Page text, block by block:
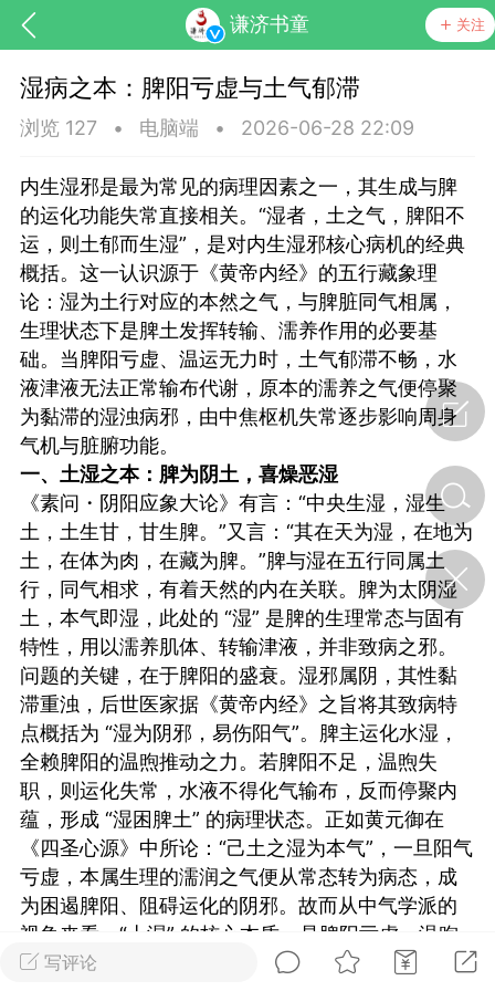
谦济书童 关注
，华夏中医人：家门口的中医人！
节气气象
·特急预警】关
节返乡期间“闪
急提示
0
问答
如何购买【理肺清瘟膏】
【养正护络膏】？
小海（HAi） 2
容平，顺时收
时精气
0
谷气行、营卫通：内经视角
下的脾胃调养要义
写评论
湿病之本：脾阳亏虚与土气郁滞
浏览 127 • 电脑端 • 2026-06-28 22:09
内生湿邪是最为常见的病理因素之一，其生成与脾
的运化功能失常直接相关。“湿者，土之气，脾阳不
运，则土郁而生湿”，是对内生湿邪核心病机的经典
概括。这一认识源于《黄帝内经》的五行藏象理
论：湿为土行对应的本然之气，与脾脏同气相属，
生理状态下是脾土发挥转输、濡养作用的必要基
础。当脾阳亏虚、温运无力时，土气郁滞不畅，水
液津液无法正常输布代谢，原本的濡养之气便停聚
为黏滞的湿浊病邪，由中焦枢机失常逐步影响周身
气机与脏腑功能。
一、土湿之本：脾为阴土，喜燥恶湿
《素问・阴阳应象大论》有言：“中央生湿，湿生
土，土生甘，甘生脾。”又言：“其在天为湿，在地为
土，在体为肉，在藏为脾。”脾与湿在五行同属土
行，同气相求，有着天然的内在关联。脾为太阴湿
土，本气即湿，此处的 “湿” 是脾的生理常态与固有
特性，用以濡养肌体、转输津液，并非致病之邪。
问题的关键，在于脾阳的盛衰。湿邪属阴，其性黏
滞重浊，后世医家据《黄帝内经》之旨将其致病特
点概括为 “湿为阴邪，易伤阳气”。脾主运化水湿，
全赖脾阳的温煦推动之力。若脾阳不足，温煦失
职，则运化失常，水液不得化气输布，反而停聚内
蕴，形成 “湿困脾土” 的病理状态。正如黄元御在
《四圣心源》中所论：“己土之湿为本气”，一旦阳气
亏虚，本属生理的濡润之气便从常态转为病态，成
为困遏脾阳、阻碍运化的阴邪。故而从中气学派的
视角来看，“土湿” 的核心本质，是脾阳亏虚、温煦
无力所致的寒湿内停。